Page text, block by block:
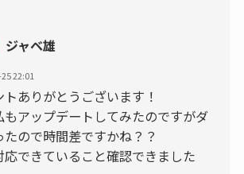
ジャベ雄
22:01
トありがとうございます！
もアップデートしてみたのですがダ
たので時間差ですかね？？
応できていること確認できました